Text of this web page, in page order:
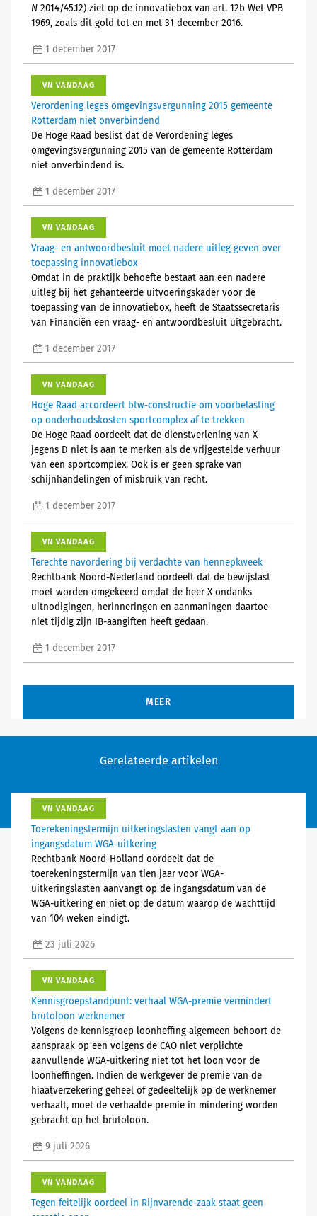
N 2014/45.12) ziet op de innovatiebox van art. 12b Wet VPB
1969, zoals dit gold tot en met 31 december 2016.
1 december 2017
VN VANDAAG
Verordening leges omgevingsvergunning 2015 gemeente
Rotterdam niet onverbindend
De Hoge Raad beslist dat de Verordening leges
omgevingsvergunning 2015 van de gemeente Rotterdam
niet onverbindend is.
1 december 2017
VN VANDAAG
Vraag- en antwoordbesluit moet nadere uitleg geven over
toepassing innovatiebox
Omdat in de praktijk behoefte bestaat aan een nadere
uitleg bij het gehanteerde uitvoeringskader voor de
toepassing van de innovatiebox, heeft de Staatssecretaris
van Financiën een vraag- en antwoordbesluit uitgebracht.
1 december 2017
VN VANDAAG
Hoge Raad accordeert btw-constructie om voorbelasting
op onderhoudskosten sportcomplex af te trekken
De Hoge Raad oordeelt dat de dienstverlening van X
jegens D niet is aan te merken als de vrijgestelde verhuur
van een sportcomplex. Ook is er geen sprake van
schijnhandelingen of misbruik van recht.
1 december 2017
VN VANDAAG
Terechte navordering bij verdachte van hennepkweek
Rechtbank Noord-Nederland oordeelt dat de bewijslast
moet worden omgekeerd omdat de heer X ondanks
uitnodigingen, herinneringen en aanmaningen daartoe
niet tijdig zijn IB-aangiften heeft gedaan.
1 december 2017
MEER
Gerelateerde artikelen
VN VANDAAG
Toerekeningstermijn uitkeringslasten vangt aan op
ingangsdatum WGA-uitkering
Rechtbank Noord-Holland oordeelt dat de
toerekeningstermijn van tien jaar voor WGA-
uitkeringslasten aanvangt op de ingangsdatum van de
WGA-uitkering en niet op de datum waarop de wachttijd
van 104 weken eindigt.
23 juli 2026
VN VANDAAG
Kennisgroepstandpunt: verhaal WGA-premie vermindert
brutoloon werknemer
Volgens de kennisgroep loonheffing algemeen behoort de
aanspraak op een volgens de CAO niet verplichte
aanvullende WGA-uitkering niet tot het loon voor de
loonheffingen. Indien de werkgever de premie van de
hiaatverzekering geheel of gedeeltelijk op de werknemer
verhaalt, moet de verhaalde premie in mindering worden
gebracht op het brutoloon.
9 juli 2026
VN VANDAAG
Tegen feitelijk oordeel in Rijnvarende-zaak staat geen